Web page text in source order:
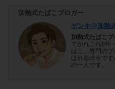
加熱式たばこブロガー
ゲンキ@加熱
加熱式たばこブ
てかれこれ6年
ばこ」専門の
ばれる昨今で
の一人です。